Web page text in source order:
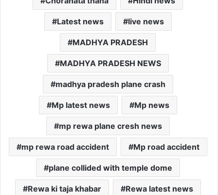
Latest news live news
MADHYA PRADESH
MADHYA PRADESH NEWS
madhya pradesh plane crash
Mp latest news Mp news
mp rewa plane cresh news
mp rewa road accident Mp road accident
plane collided with temple dome
Rewa ki taja khabar Rewa latest news